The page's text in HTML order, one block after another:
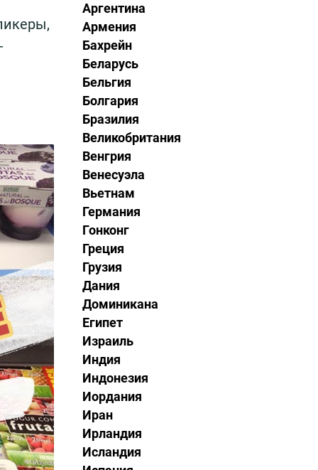
Аргентина
Армения
Бахрейн
Беларусь
Бельгия
Болгария
Бразилия
Великобритания
Венгрия
Венесуэла
Вьетнам
Германия
Гонконг
Греция
Грузия
Дания
Доминикана
Египет
Израиль
Индия
Индонезия
Иордания
Иран
Ирландия
Исландия